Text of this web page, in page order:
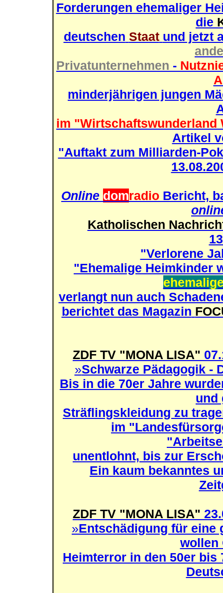
Forderungen ehemaliger
die
deutschen Staat und jetzt
Privatunternehmen -
minderjährigen jungen
im "Wirtschaftswunderland
Artikel
"Auftakt zum Milliarden-
Online domradio Bericht,
Katholischen
"Verlorene
"Ehemalige Heimkinder
verlangt nun auch
berichtet das Magazin
ZDF TV "MONA LISA"
»Schwarze Pädagogik -
Bis in die 70er Jahre
und
Sträflingskleidung zu
im
unentlohnt, bis zur
Ein kaum bekanntes
ZDF TV "MONA LISA"
»Entschädigung für eine
wollen
Heimterror in den 50er